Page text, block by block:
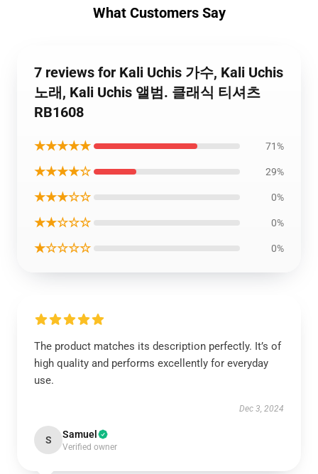
What Customers Say
7 reviews for Kali Uchis 가수, Kali Uchis
노래, Kali Uchis 앨범. 클래식 티셔츠
RB1608
★★★★★ 71%
★★★★☆ 29%
★★★☆☆ 0%
★★☆☆☆ 0%
★☆☆☆☆ 0%
The product matches its description perfectly. It’s of
high quality and performs excellently for everyday
use.
Dec 3, 2024
S Samuel
Verified owner